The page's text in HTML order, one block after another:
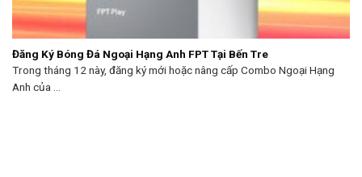
Đăng Ký Bóng Đá Ngoại Hạng Anh FPT Tại Bến Tre
Trong tháng 12 này, đăng ký mới hoặc nâng cấp Combo Ngoại Hạng
Anh của ...